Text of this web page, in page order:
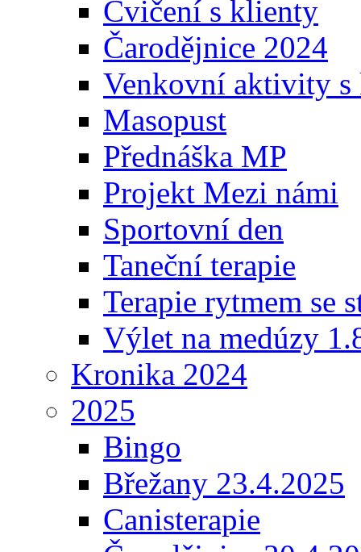
Cvičení s klienty
Čarodějnice 2024
Venkovní aktivity
Masopust
Přednáška MP
Projekt Mezi námi
Sportovní den
Taneční terapie
Terapie rytmem se
Výlet na medúzy
Kronika 2024
2025
Bingo
Břežany 23.4.2025
Canisterapie